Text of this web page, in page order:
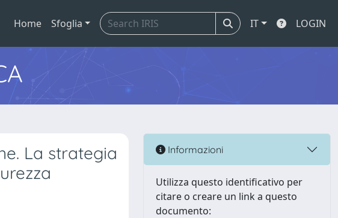
Home Sfoglia IT LOGIN
La strategia
Informazioni
Utilizza questo identificativo per
citare o creare un link a questo
documento: